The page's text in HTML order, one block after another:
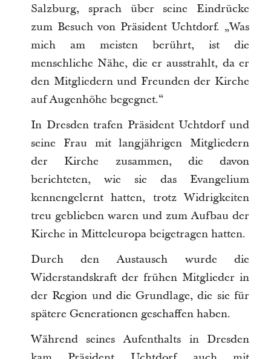
Salzburg, sprach über seine Eindrücke
zum Besuch von Präsident Uchtdorf. „Was
mich am meisten berührt, ist die
menschliche Nähe, die er ausstrahlt, da er
den Mitgliedern und Freunden der Kirche
auf Augenhöhe begegnet.“
In Dresden trafen Präsident Uchtdorf und
seine Frau mit langjährigen Mitgliedern
der Kirche zusammen, die davon
berichteten, wie sie das Evangelium
kennengelernt hatten, trotz Widrigkeiten
treu geblieben waren und zum Aufbau der
Kirche in Mitteleuropa beigetragen hatten.
Durch den Austausch wurde die
Widerstandskraft der frühen Mitglieder in
der Region und die Grundlage, die sie für
spätere Generationen geschaffen haben.
Während seines Aufenthalts in Dresden